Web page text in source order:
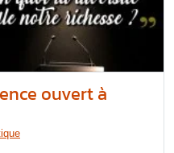
ouvert à